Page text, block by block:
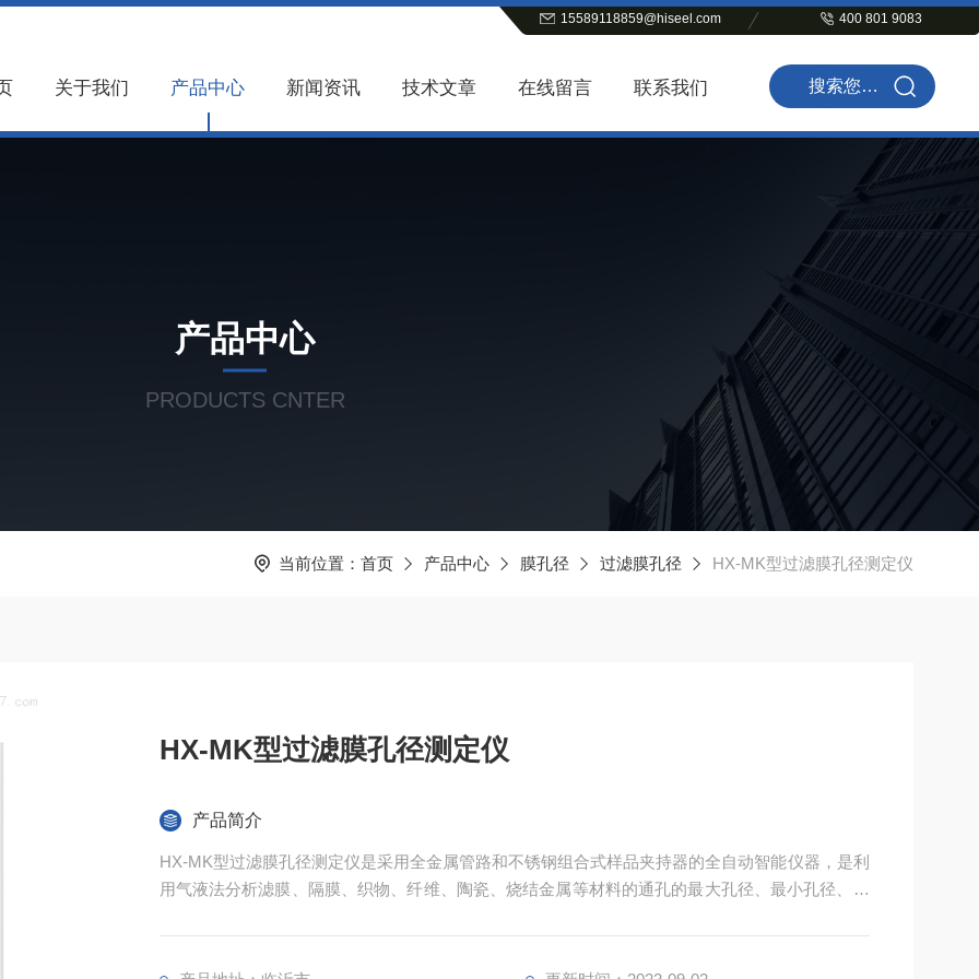
15589118859@hiseel.com 400 801 9083
关于我们 产品中心 新闻资讯 技术文章 在线留言 联系我们
产品中心
PRODUCTS CNTER
当前位置： 首页 产品中心 膜孔径 过滤膜孔径 HX-MK型过滤膜孔径测定仪
HX-MK型过滤膜孔径测定仪
产品简介
HX-MK型过滤膜孔径测定仪是采用全金属管路和不锈钢组合式样品夹持器的全自动智能仪器，是利
用气液法分析滤膜、隔膜、织物、纤维、陶瓷、烧结金属等材料的通孔的最大孔径、最小孔径、平